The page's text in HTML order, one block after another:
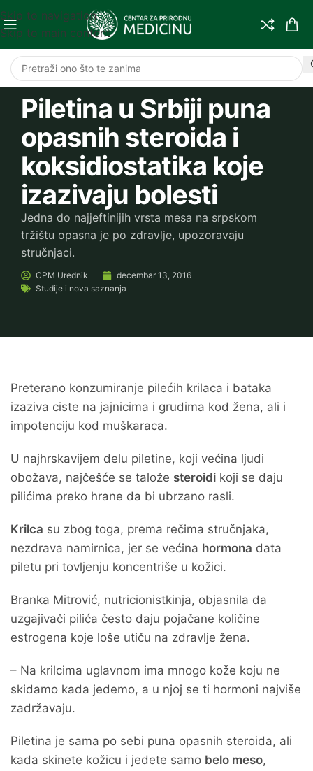
Skip to navigation
Skip to main content
Piletina u Srbiji puna
opasnih steroida i
koksidiostatika koje
izazivaju bolesti
Jedna do najjeftinijih vrsta mesa na srpskom
tržištu opasna je po zdravlje, upozoravaju
stručnjaci.
CPM Urednik
decembar 13, 2016
Studije i nova saznanja
Preterano konzumiranje pilećih krilaca i bataka
izaziva ciste na jajnicima i grudima kod žena, ali i
impotenciju kod muškaraca.
U najhrskavijem delu piletine, koji većina ljudi
obožava, najčešće se talože steroidi koji se daju
pilićima preko hrane da bi ubrzano rasli.
Krilca su zbog toga, prema rečima stručnjaka,
nezdrava namirnica, jer se većina hormona data
piletu pri tovljenju koncentriše u kožici.
Branka Mitrović, nutricionistkinja, objasnila da
uzgajivači pilića često daju pojačane količine
estrogena koje loše utiču na zdravlje žena.
– Na krilcima uglavnom ima mnogo kože koju ne
skidamo kada jedemo, a u njoj se ti hormoni najviše
zadržavaju.
Piletina je sama po sebi puna opasnih steroida, ali
kada skinete kožicu i jedete samo belo meso,